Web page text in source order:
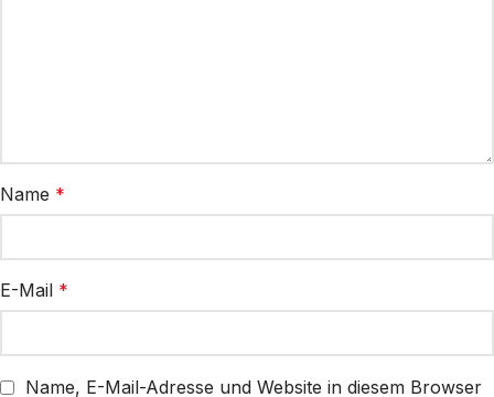
Name *
E-Mail *
Name, E-Mail-Adresse und Website in diesem Browser